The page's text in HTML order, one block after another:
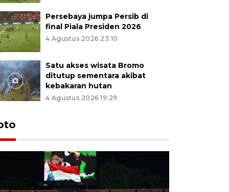
Persebaya jumpa Persib di
final Piala Presiden 2026
4 Agustus 2026 23:10
Satu akses wisata Bromo
ditutup sementara akibat
kebakaran hutan
4 Agustus 2026 19:29